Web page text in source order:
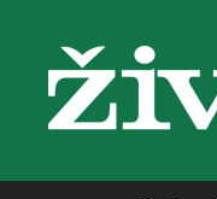
živa